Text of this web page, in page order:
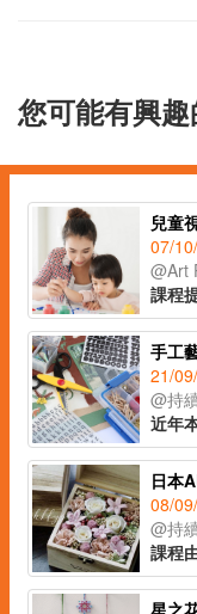
您可能有興趣
兒童
07/
手工
21/
日本
08/